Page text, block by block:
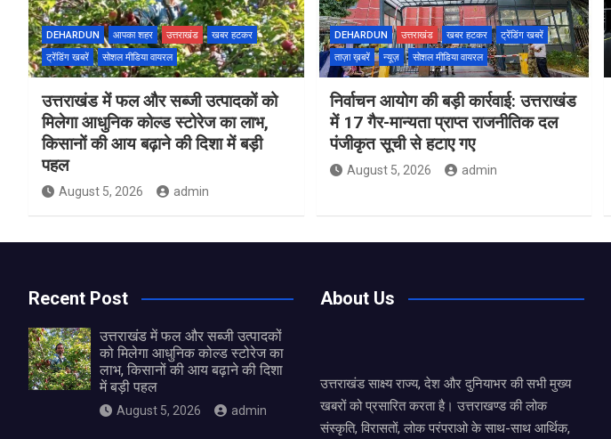
DEHARDUN आपका शहर उत्तराखंड
खबर हटकर
ट्रेंडिंग खबरें
सोशल मीडिया वायरल
उत्तराखंड में फल और सब्जी उत्पादकों को
मिलेगा आधुनिक कोल्ड स्टोरेज का लाभ,
किसानों की आय बढ़ाने की दिशा में बड़ी
पहल
August 5, 2026 admin
DEHARDUN उत्तराखंड खबर हटकर
ट्रेंडिंग खबरें
ताज़ा ख़बरें
न्यूज़ सोशल मीडिया वायरल
निर्वाचन आयोग की बड़ी कार्रवाई: उत्तराखंड
में 17 गैर-मान्यता प्राप्त राजनीतिक दल
पंजीकृत सूची से हटाए गए
August 5, 2026 admin
Recent Post
उत्तराखंड में फल और सब्जी उत्पादकों
को मिलेगा आधुनिक कोल्ड स्टोरेज का
लाभ, किसानों की आय बढ़ाने की दिशा
में बड़ी पहल
August 5, 2026 admin
About Us
उत्तराखंड साक्ष्य राज्य, देश और दुनियाभर की सभी मुख्य
खबरों को प्रसारित करता है। उत्तराखण्ड की लोक
संस्कृति, विरासतों, लोक परंपराओ के साथ-साथ आर्थिक,